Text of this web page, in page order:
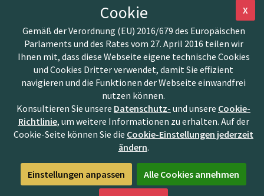
X
Cookie
Gemäß der Verordnung (EU) 2016/679 des Europäischen
Parlaments und des Rates vom 27. April 2016 teilen wir
Ihnen mit, dass diese Webseite eigene technische Cookies
und Cookies Dritter verwendet, damit Sie effizient
navigieren und die Funktionen der Webseite einwandfrei
nutzen können.
Konsultieren Sie unsere Datenschutz- und unsere Cookie-
Richtlinie, um weitere Informationen zu erhalten. Auf der
Cookie-Seite können Sie die Cookie-Einstellungen jederzeit
ändern.
Einstellungen anpassen Alle Cookies annehmen